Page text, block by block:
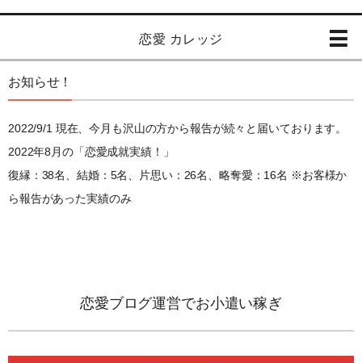
恋愛 カレッジ
お知らせ！
2022/9/1 現在、今月も沢山の方から報告が続々と届いております。
2022年8月の「恋愛成就実績！」
復縁：38名、結婚：5名、片思い：26名、略奪愛：16名 ※お客様か
ら報告があった実績のみ
恋愛ブログ運営でお小遣い稼ぎ